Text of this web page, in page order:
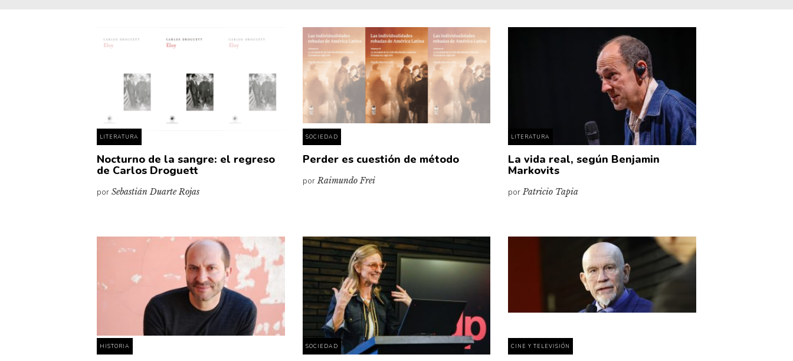
Historia material de los libros
Lagunas mentales
Libros
Personaje
Personajes secundarios
Política
Vidas paralelas
Voces y lecturas
LITERATURA
Nocturno de la sangre: el regreso
de Carlos Droguett
porSebastián Duarte Rojas
SOCIEDAD
Perder es cuestión de método
porRaimundo Frei
LITERATURA
La vida real, según Benjamin
Markovits
porPatricio Tapia
HISTORIA SOCIEDAD CINE Y TELEVISIÓN